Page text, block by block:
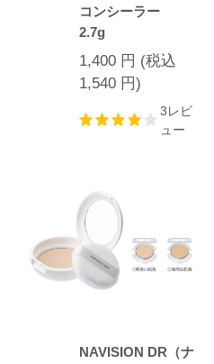
コンシーラー
2.7g
1,400 円 (税込
1,540 円)
3レビ
ュー
NAVISION DR（ナ